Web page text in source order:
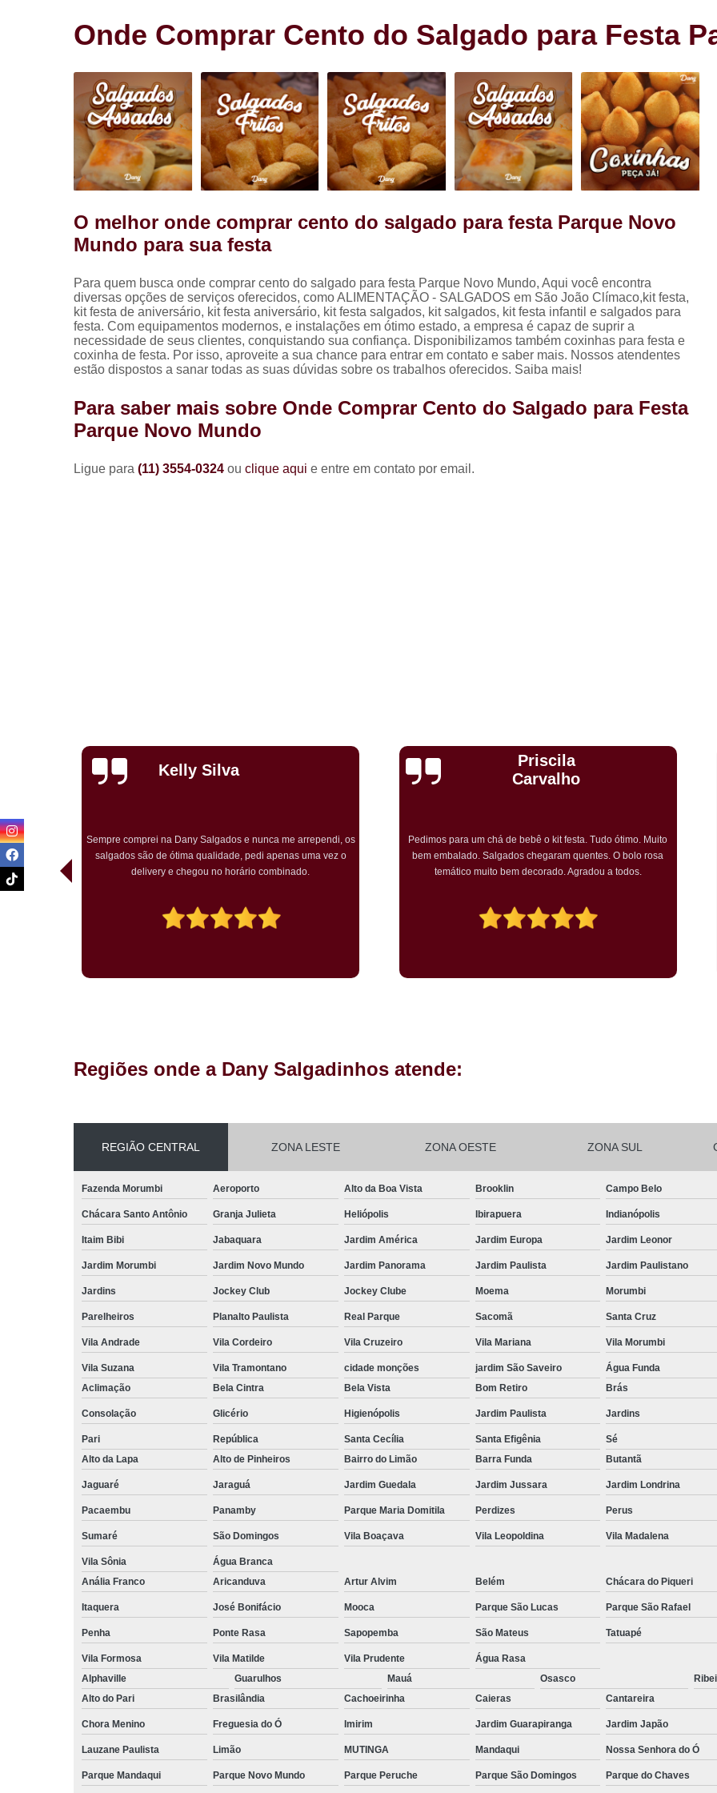
Salgados para
Cento de
Cento de
Cento de Salgado São João
Cento de
Cento de
Cento do Salgado para
Coxinha de Festa com
Coxinha de Frango para
Coxinha Festa Assada
Coxinha Frango de Festa
Coxinha para Festa de
Kit
Kit Festa de
Kit Festa de
Kit Festa de Aniversário
Kit Completo de Festa Pq Bristol
Kit Completo Festa Sacomã
Kit Festa
Kit Festa Infantil Completo
Mini Pastel de Festa Heliópolis
Salgadinhos de
Salgadinhos Festa Infantil Sacomã
Salgadinhos
Salgadinhos para
Salgadinhos
Salgadinhos
Salgadinhos Vegetarianos
Salgado para Festa
Salgado para Festa de
Salgado para Festa de
Salgado para Festa em
Salgado para Festa Frito
Onde Comprar Cento do Salgado para Festa
O melhor onde comprar cento do salgado para festa Parque Novo
Mundo para sua festa
Para quem busca onde comprar cento do salgado para festa Parque Novo Mundo, Aqui você encontra
diversas opções de serviços oferecidos, como ALIMENTAÇÃO - SALGADOS em São João Clímaco,kit festa,
kit festa de aniversário, kit festa aniversário, kit festa salgados, kit salgados, kit festa infantil e salgados para
festa. Com equipamentos modernos, e instalações em ótimo estado, a empresa é capaz de suprir a
necessidade de seus clientes, conquistando sua confiança. Disponibilizamos também coxinhas para festa e
coxinha de festa. Por isso, aproveite a sua chance para entrar em contato e saber mais. Nossos atendentes
estão dispostos a sanar todas as suas dúvidas sobre os trabalhos oferecidos. Saiba mais!
Para saber mais sobre Onde Comprar Cento do Salgado para Festa
Parque Novo Mundo
Ligue para (11) 3554-0324 ou clique aqui e entre em contato por email.
os
o
Priscila
Carvalho
Pedimos para um chá de bebê o kit festa. Tudo ótimo. Muito
bem embalado. Salgados chegaram quentes. O bolo rosa
temático muito bem decorado. Agradou a todos.
Cristiane Dramali de
Oliveira
encomendei para o aniversário da minha mãe! Todos os
convidados gostaram muito! O preço também foi excelente e
tornarei a encomendar!
Regiões onde a Dany Salgadinhos atende:
REGIÃO CENTRAL ZONA LESTE ZONA OESTE ZONA SUL
Fazenda Morumbi Aeroporto Alto da Boa Vista Brooklin Campo Belo
Chácara Santo Antônio Granja Julieta Heliópolis Ibirapuera Indianópolis
Itaim Bibi Jabaquara Jardim América Jardim Europa Jardim Leonor
Jardim Morumbi Jardim Novo Mundo Jardim Panorama Jardim Paulista Jardim Paulistano
Jardins Jockey Club Jockey Clube Moema Morumbi
Parelheiros Planalto Paulista Real Parque Sacomã Santa Cruz
Vila Andrade Vila Cordeiro Vila Cruzeiro Vila Mariana Vila Morumbi
Vila Suzana Vila Tramontano cidade monções jardim São Saveiro
Água Funda
Aclimação
Bela Cintra Bela Vista Bom Retiro Brás
Consolação Glicério Higienópolis Jardim Paulista Jardins
Pari República Santa Cecília Santa Efigênia Sé
Alto da Lapa
Alto de Pinheiros Bairro do Limão Barra Funda Butantã
Jaguaré Jaraguá Jardim Guedala Jardim Jussara Jardim Londrina
Pacaembu Panamby Parque Maria Domitila Perdizes Perus
Sumaré São Domingos Vila Boaçava Vila Leopoldina Vila Madalena
Vila Sônia
Água Branca
Anália Franco
Aricanduva Artur Alvim Belém Chácara do Piqueri
Itaquera José Bonifácio Mooca Parque São Lucas Parque São Rafael
Penha Ponte Rasa Sapopemba São Mateus Tatuapé
Vila Formosa Vila Matilde Vila Prudente
Água Rasa
Alphaville
Guarulhos Mauá Osasco
Alto do Pari
Brasilândia Cachoeirinha Caieras Cantareira
Chora Menino Freguesia do Ó Imirim Jardim Guarapiranga Jardim Japão
Lauzane Paulista Limão MUTINGA Mandaqui Nossa Senhora do Ó
Parque Mandaqui Parque Novo Mundo Parque Peruche Parque São Domingos Parque do Chaves